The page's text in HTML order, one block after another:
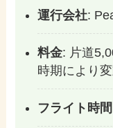
運行会社:
料金: 片道
時期により変
フライト時間